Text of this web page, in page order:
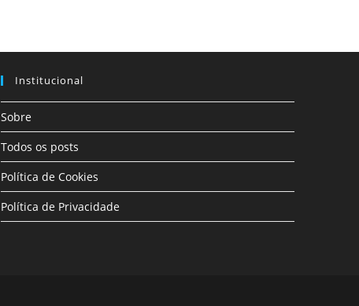
Institucional
Sobre
Todos os posts
Política de Cookies
Política de Privacidade